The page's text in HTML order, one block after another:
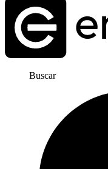
Buscar